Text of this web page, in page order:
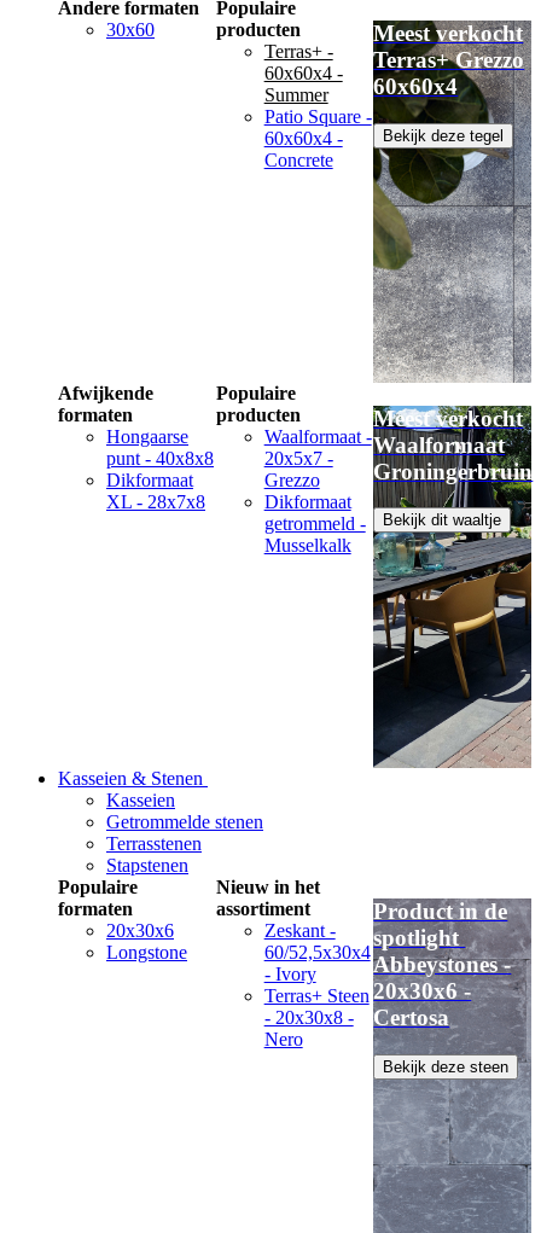
Andere formaten
30x60
Populaire
producten
Terras+ -
60x60x4 -
Summer
Patio Square -
60x60x4 -
Concrete
Meest verkocht
Terras+ Grezzo
60x60x4
Bekijk deze tegel
Afwijkende
formaten
Hongaarse
punt - 40x8x8
Dikformaat
XL - 28x7x8
Populaire
producten
Waalformaat -
20x5x7 -
Grezzo
Dikformaat
getrommeld -
Musselkalk
Meest verkocht
Waalformaat
Groningerbruin
Bekijk dit waaltje
Kasseien & Stenen
Kasseien
Getrommelde stenen
Terrasstenen
Stapstenen
Populaire
formaten
20x30x6
Longstone
Nieuw in het
assortiment
Zeskant -
60/52,5x30x4
- Ivory
Terras+ Steen
- 20x30x8 -
Nero
Product in de
spotlight
Abbeystones -
20x30x6 -
Certosa
Bekijk deze steen